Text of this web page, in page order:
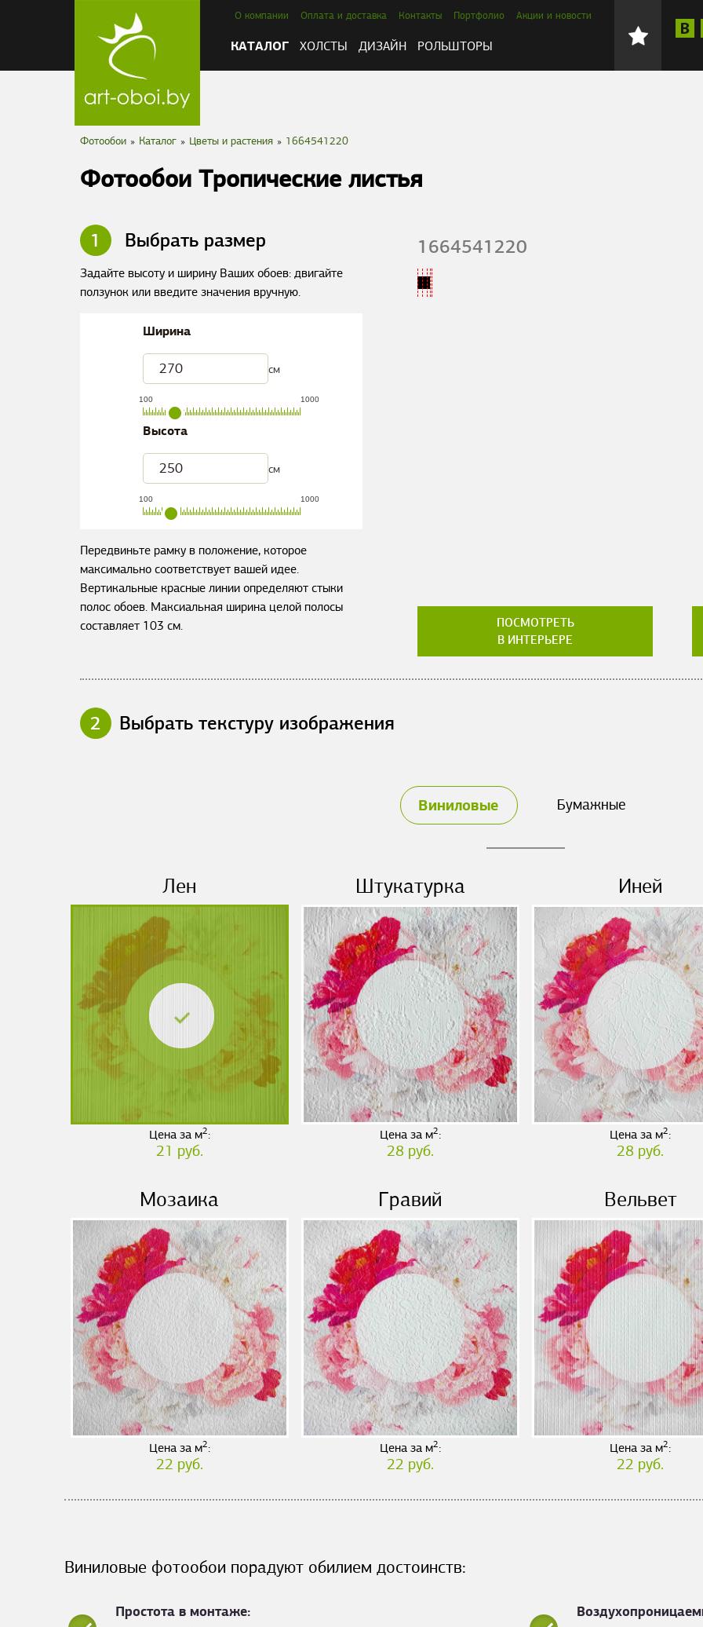
О компании Оплата и доставка Контакты Портфолио Акции и новости
КАТАЛОГ ХОЛСТЫ ДИЗАЙН РОЛЬШТОРЫ
Фотообои » Каталог » Цветы и растения » 1664541220
Фотообои Тропические листья
1 Выбрать размер
Задайте высоту и ширину Ваших обоев: двигайте
ползунок или введите значения вручную.
Ширина
см
100 1000
Высота
см
100 1000
Передвиньте рамку в положение, которое
максимально соответствует вашей идее.
Вертикальные красные линии определяют стыки
полос обоев. Максиальная ширина целой полосы
составляет 103 см.
1664541220
ПОСМОТРЕТЬ
В ИНТЕРЬЕРЕ
2 Выбрать текстуру изображения
Виниловые Бумажные
Лен
Цена за м2:
21 руб.
Штукатурка
Цена за м2:
28 руб.
Иней
Цена за м2:
28 руб.
Мозаика
Цена за м2:
22 руб.
Гравий
Цена за м2:
22 руб.
Вельвет
Цена за м2:
22 руб.
Виниловые фотообои порадуют обилием достоинств:
Простота в монтаже: